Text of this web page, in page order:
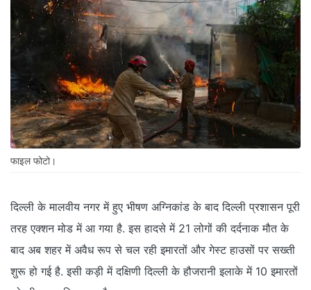
फाइल फोटो।
दिल्ली के मालवीय नगर में हुए भीषण अग्निकांड के बाद दिल्ली प्रशासन पूरी
तरह एक्शन मोड में आ गया है. इस हादसे में 21 लोगों की दर्दनाक मौत के
बाद अब शहर में अवैध रूप से चल रही इमारतों और गेस्ट हाउसों पर सख्ती
शुरू हो गई है. इसी कड़ी में दक्षिणी दिल्ली के हौजरानी इलाके में 10 इमारतों